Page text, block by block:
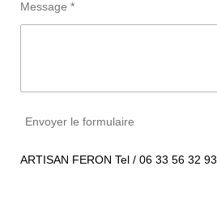
Message *
Envoyer le formulaire
ARTISAN FERON Tel / 06 33 56 32 93